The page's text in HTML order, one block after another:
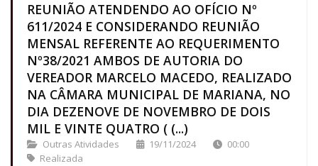
REUNIÃO ATENDENDO AO OFÍCIO Nº
611/2024 E CONSIDERANDO REUNIÃO
MENSAL REFERENTE AO REQUERIMENTO
Nº38/2021 AMBOS DE AUTORIA DO
VEREADOR MARCELO MACEDO, REALIZADO
NA CÂMARA MUNICIPAL DE MARIANA, NO
DIA DEZENOVE DE NOVEMBRO DE DOIS
MIL E VINTE QUATRO ( (...)
Outras Atividades 19/11/2024
00:00
Realizada